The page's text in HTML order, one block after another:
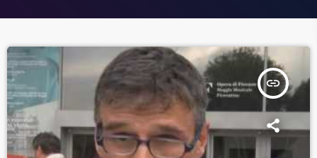
insert_link